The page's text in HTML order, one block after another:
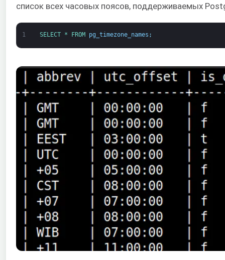
список всех часовых поясов, поддерживаемых
1 SELECT * FROM pg_timezone_names ;